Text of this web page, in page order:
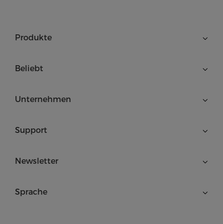
Produkte
Beliebt
Unternehmen
Support
Newsletter
Sprache